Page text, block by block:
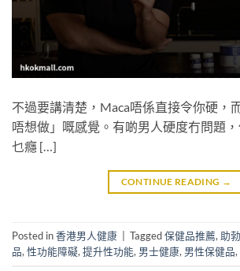
不過要講清楚，Maca唔係直接令你硬，
唔想做」嘅感覺。有啲男人硬度冇問題
乜癮 […]
CONTINUE READING →
Posted in香港男人健康 Tagged保健品推薦,助
品,性功能障礙,提升性功能, 男士健康, 男性保健品,